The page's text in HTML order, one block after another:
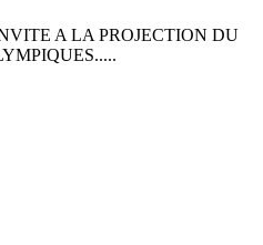
A LA PROJECTION DU